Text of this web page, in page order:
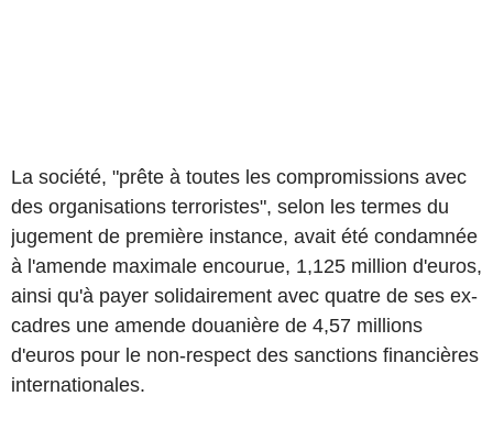
La société, "prête à toutes les compromissions avec
des organisations terroristes", selon les termes du
jugement de première instance, avait été condamnée
à l'amende maximale encourue, 1,125 million d'euros,
ainsi qu'à payer solidairement avec quatre de ses ex-
cadres une amende douanière de 4,57 millions
d'euros pour le non-respect des sanctions financières
internationales.